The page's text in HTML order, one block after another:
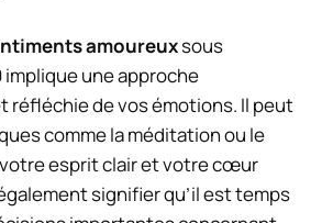
amoureuxsous
implique une approche
réfléchie de vos émotions. Il peut
comme la méditation ou le
esprit clair et votre cœur
signifier qu’il est temps